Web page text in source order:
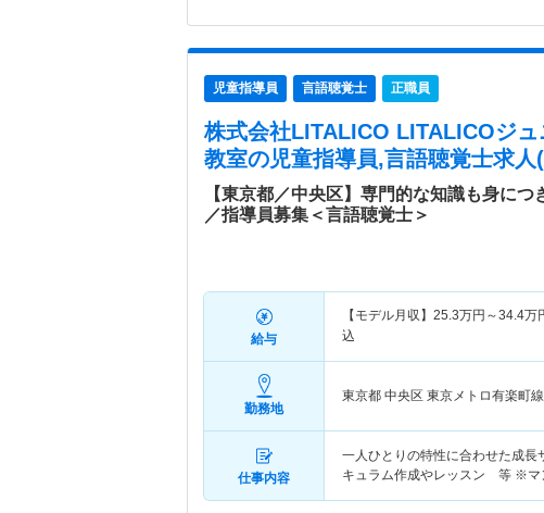
児童指導員 言語聴覚士 正職員
株式会社LITALICO LITALICOジ
教室の児童指導員,言語聴覚士求人
【東京都／中央区】専門的な知識も身につ
／指導員募集＜言語聴覚士＞
給与
【モデル月収】 25.3万円～34.4万
込
勤務地
東京都 中央区 東京メトロ有楽町
仕事内容
一人ひとりの特性に合わせた成長
キュラム作成やレッスン 等 ※マ